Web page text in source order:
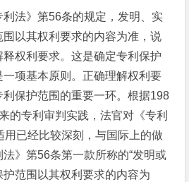
法》第56条的规定，发明、实
以其权利要求的内容为准，说
权利要求。这是确定专利保护
项基本原则。正确理解权利要
保护范围的重要一环。根据198
的专利审判实践，法官对《专利
用已经比较深刻，与国际上的做
》第56条第一款所称的“发明或
范围以其权利要求的内容为